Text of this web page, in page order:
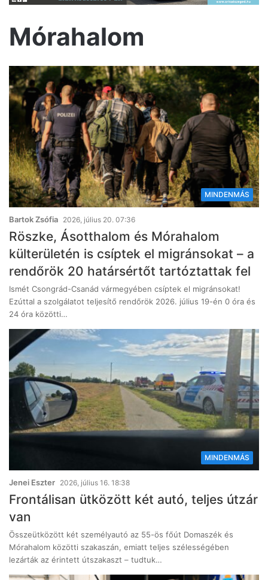
Mórahalom
MINDENMÁS
Bartok Zsófia 2026, július 20. 07:36
Röszke, Ásotthalom és Mórahalom
külterületén is csíptek el migránsokat – a
rendőrök 20 határsértőt tartóztattak fel
Ismét Csongrád-Csanád vármegyében csíptek el migránsokat!
Ezúttal a szolgálatot teljesítő rendőrök 2026. július 19-én 0 óra és
24 óra közötti…
MINDENMÁS
Jenei Eszter 2026, július 16. 18:38
Frontálisan ütközött két autó, teljes útzár
van
Összeütközött két személyautó az 55-ös főút Domaszék és
Mórahalom közötti szakaszán, emiatt teljes szélességében
lezárták az érintett útszakaszt – tudtuk…